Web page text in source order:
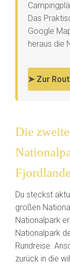
Das
Google
heraus die
➤ Zur
Die
Du steckst
großen
Nationalpark
Nationalpark
Rundreise.
zurück in die